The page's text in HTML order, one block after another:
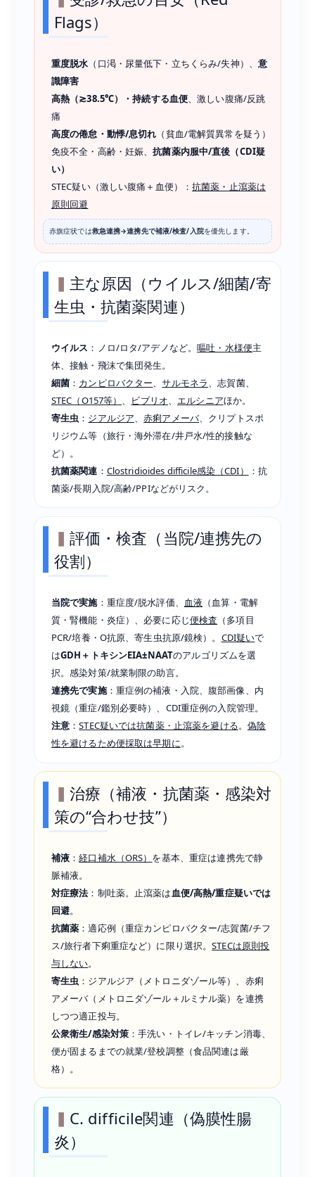
Flags）
重度脱水 （口渇・尿量低下・立ちくらみ/失神）、 意
識障害
高熱（≳38.5℃）・持続する血便、激しい腹痛/反跳
痛
高度の倦怠・動悸/息切れ （貧血/電解質異常を疑う）
免疫不全・高齢・妊娠、抗菌薬内服中/直後（CDI疑
い）
STEC疑い（激しい腹痛＋血便）：抗菌薬・止瀉薬は
原則回避
赤旗症状では救急連携→連携先で補液/検査/入院を優先します。
主な原因（ウイルス/細菌/寄
生虫・抗菌薬関連）
ウイルス ：ノロ/ロタ/アデノなど。嘔吐・水様便主
体、接触・飛沫で集団発生。
細菌 ： カンピロバクター、サルモネラ、志賀菌、
STEC（O157等） 、 ビブリオ、 エルシニアほか。
寄生虫 ： ジアルジア、赤痢アメーバ、クリプトスポ
リジウム等（旅行・海外滞在/井戸水/性的接触な
ど）。
抗菌薬関連 ： Clostridioides difficile感染（CDI）
：抗
菌薬/長期入院/高齢/PPIなどがリスク。
評価・検査（当院/連携先の
役割）
当院で実施：重症度/脱水評価、 血液 （血算・電解
質・腎機能・炎症）、必要に応じ便検査 （多項目
PCR/培養・O抗原、寄生虫抗原/鏡検）。 CDI疑いで
はGDH＋トキシンEIA±NAATのアルゴリズムを選
択。感染対策/就業制限の助言。
連携先で実施：重症例の補液・入院、腹部画像、内
視鏡（重症/鑑別必要時）、CDI重症例の入院管理。
注意 ：STEC疑いでは抗菌薬・止瀉薬を避ける。 偽陰
性を避けるため便採取は早期に。
治療（補液・抗菌薬・感染対
策の“合わせ技”）
補液 ：経口補水（ORS） を基本、重症は連携先で静
脈補液。
対症療法：制吐薬。止瀉薬は血便/高熱/重症疑いでは
回避。
抗菌薬 ：適応例（重症カンピロバクター/志賀菌/チフ
ス/旅行者下痢重症など）に限り選択。STECは原則投
与しない。
寄生虫 ：ジアルジア（メトロニダゾール等）、赤痢
アメーバ（メトロニダゾール＋ルミナル薬）を連携
しつつ適正投与。
公衆衛生/感染対策 ：手洗い・トイレ/キッチン消毒、
便が固まるまでの就業/登校調整（食品関連は厳
格）。
C. difficile関連（偽膜性腸
炎）